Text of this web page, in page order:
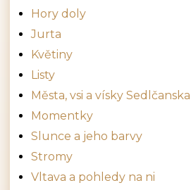
Hory doly
Jurta
Květiny
Listy
Města, vsi a vísky Sedlčanska
Momentky
Slunce a jeho barvy
Stromy
Vltava a pohledy na ni